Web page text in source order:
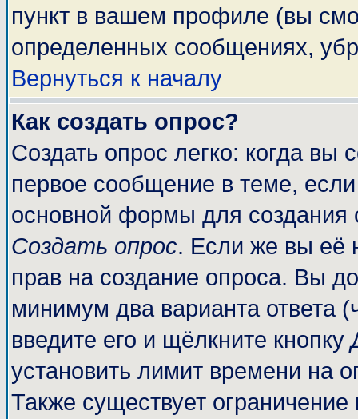
пункт в вашем профиле (вы
определенных сообщениях,
Вернуться к началу
Как создать опрос?
Создать опрос легко: когда вы
первое сообщение в теме,
основной формы для
Создать опрос. Если же вы её
прав на создание опроса. Вы
минимум два варианта ответа
введите его и щёлкните кнопку
установить лимит времени на
Также существует ограничение